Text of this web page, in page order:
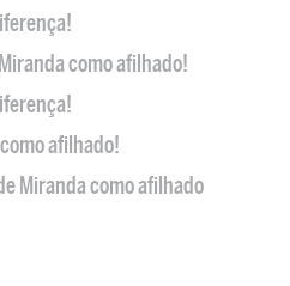
como afilhado!
afilhado!
Miranda como afilhado